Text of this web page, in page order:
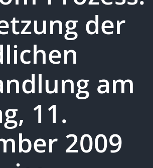
der
am
11.
2009